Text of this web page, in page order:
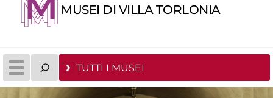
MUSEI DI VILLA TORLONIA
TUTTI I MUSEI